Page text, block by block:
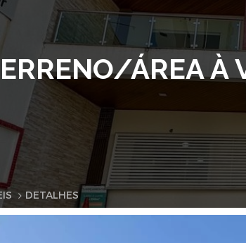
ÁREA À
DETALHES